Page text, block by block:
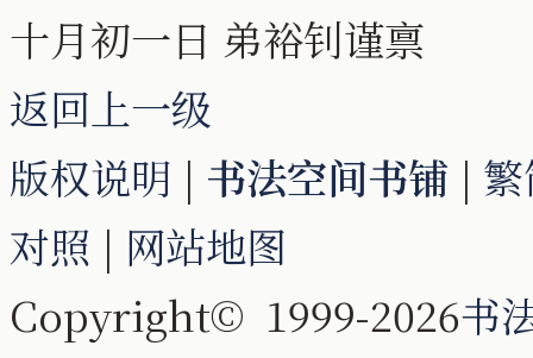
十月初一日 弟裕钊谨禀
返回上一级
版权说明 | 书法空间书铺 |
对照 | 网站地图
Copyright© 1999-2026书